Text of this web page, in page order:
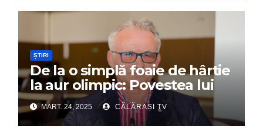
ȘTIRI
De la o simplă foaie de hârtie
la aur olimpic: Povestea lui
Dumitru Chirilă
MART. 24, 2025 CĂLĂRAȘI TV